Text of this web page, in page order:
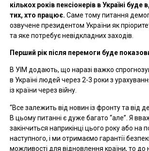
кількох років пенсіонерів в Україні буде
тих, хто працює. Саме тому питання
озвучене президентом України як
та яке потребує невідкладних заходів.
Перший рік після перемоги буде
В УІМ додають, що наразі важко
в Україні людей через 2-3 роки з
із країни через війну.
“Все залежить від новин із фронту та від
В цьому питанні є дуже багато “але”. Я
закінчиться наприкінці цього року або на
наступного, і ми отримаємо гарантії
можливості для відновлення країни, то до